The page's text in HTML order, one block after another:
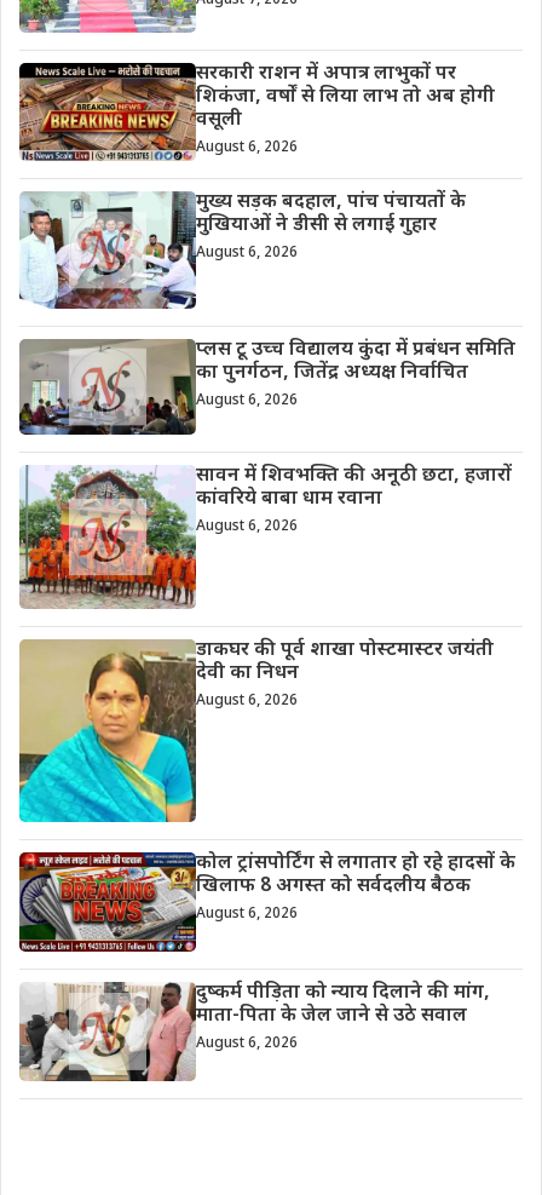
सरकारी राशन में अपात्र लाभुकों पर
शिकंजा, वर्षों से लिया लाभ तो अब होगी
वसूली
August 6, 2026
मुख्य सड़क बदहाल, पांच पंचायतों के
मुखियाओं ने डीसी से लगाई गुहार
August 6, 2026
प्लस टू उच्च विद्यालय कुंदा में प्रबंधन समिति
का पुनर्गठन, जितेंद्र अध्यक्ष निर्वाचित
August 6, 2026
सावन में शिवभक्ति की अनूठी छटा, हजारों
कांवरिये बाबा धाम रवाना
August 6, 2026
डाकघर की पूर्व शाखा पोस्टमास्टर जयंती
देवी का निधन
August 6, 2026
कोल ट्रांसपोर्टिंग से लगातार हो रहे हादसों के
खिलाफ 8 अगस्त को सर्वदलीय बैठक
August 6, 2026
दुष्कर्म पीड़िता को न्याय दिलाने की मांग,
माता-पिता के जेल जाने से उठे सवाल
August 6, 2026